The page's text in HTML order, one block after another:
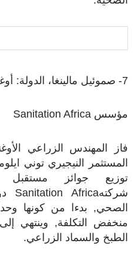
7- صموئيل مالينغا، الدولة: أوغندا
مؤسس Sanitation Africa
المستثمر النيجيري توني
شركتهSanitation Africa
الصحي, بدءا من كونها
منخفض التكلفة, وينتهي
الطبخ والسماد الزراعي.